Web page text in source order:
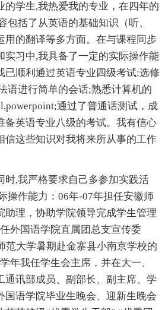
的学生,我热爱我的专业，在四年的
包括了从英语的基础知识（听、
用的翻译等多方面。在与课程同步
实习中,我具备了一定的实际操作能
已顺利通过英语专业四级考试;选修
语进行简单的会话;熟悉计算机的
通过了普通话测试，成
备英语专业八级的考试。我有信心
信这些知识对我将来所从事的工作
时,我严格要求自己多参加实践活
操作能力：06年-07年担任安徽师
助理，协助学院领导完成学生管理
外国语学院直属团总支宣传委
范大学暑期赴金寨县小南京学校的
年我任学生会主席，并在大一、
通讯部成员、副部长、副主席、学
国语学院毕业生晚会、迎新生晚会